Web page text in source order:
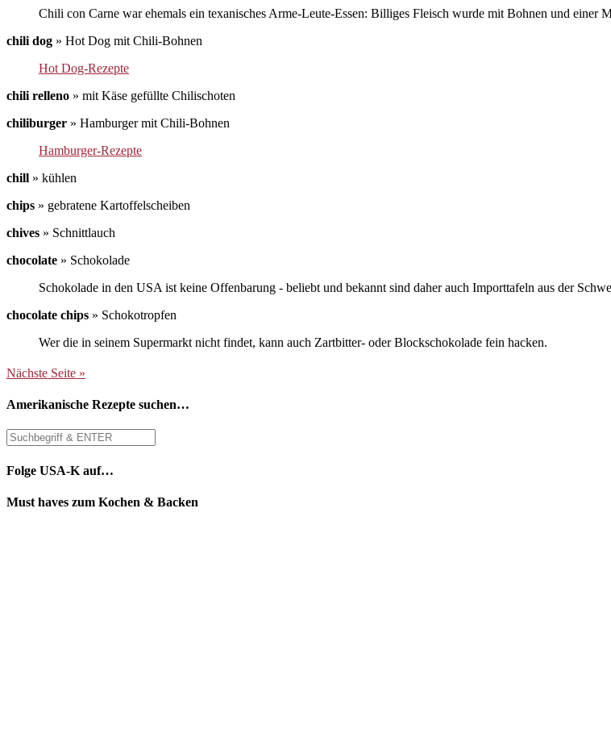
Chili con Carne war ehemals ein texanisches Arme-Leute-Essen: Billiges Fleisch wurde mit Bohnen und einer
chili dog » Hot Dog mit Chili-Bohnen
Hot Dog-Rezepte
chili relleno » mit Käse gefüllte Chilischoten
chiliburger » Hamburger mit Chili-Bohnen
Hamburger-Rezepte
chill » kühlen
chips » gebratene Kartoffelscheiben
chives » Schnittlauch
chocolate » Schokolade
Schokolade in den USA ist keine Offenbarung - beliebt und bekannt sind daher auch Importtafeln aus der
chocolate chips » Schokotropfen
Wer die in seinem Supermarkt nicht findet, kann auch Zartbitter- oder Blockschokolade fein hacken.
Nächste Seite »
Amerikanische Rezepte suchen…
Folge USA-K auf…
Must haves zum Kochen & Backen